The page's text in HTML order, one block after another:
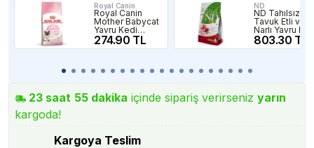
Royal Canin
Royal Canin
Mother Babycat
Yavru Kedi
Maması 400gr
274.90 TL
ND
ND Tahılsız
Tavuk Etli ve
Narlı Yavru
Maması
Paketten
803.30 TL
23 saat 55 dakika içinde sipariş verirseniz yarın
kargoda!
Kargoya Teslim